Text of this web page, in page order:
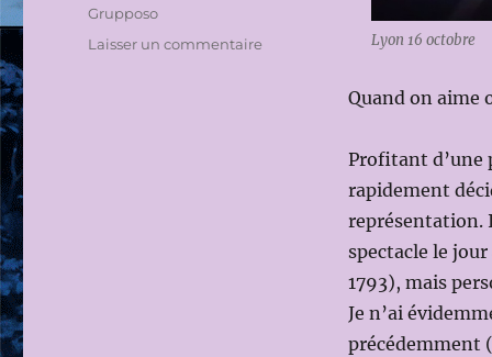
Lyon 16 octobre
Quand on aime
Profitant d’une
rapidement
représentation.
spectacle le
1793), mais
Je n’ai
précédemment (
Grupposo
Laisser un commentairesur
CARMÉLITES